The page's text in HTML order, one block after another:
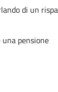
di un
pensione